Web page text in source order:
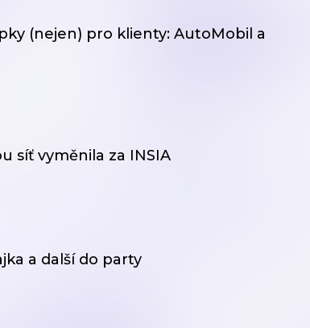
(nejen) pro klienty: AutoMobil a
síť vyměnila za INSIA
a další do party